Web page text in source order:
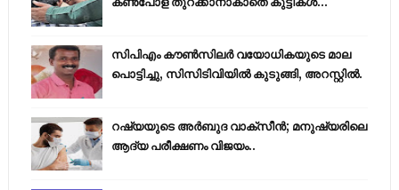
സിപിഎം കൗണ്‍സിലര്‍ വയോധികയുടെ മാല
പൊട്ടിച്ചു, സിസിടിവിയില്‍ കുടുങ്ങി, അറസ്റ്റില്‍.
റഷ്യയുടെ അര്‍ബുദ വാക്‌സീന്‍; മനുഷ്യരിലെ
ആദ്യ പരീക്ഷണം വിജയം..